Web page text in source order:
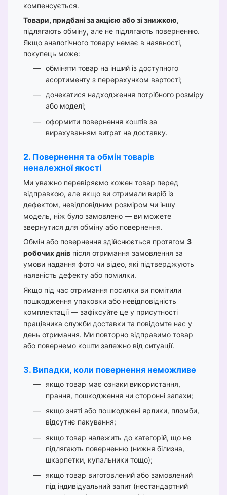
компенсується.
Товари, придбані за акцією або зі знижкою,
підлягають обміну, але не підлягають поверненню.
Якщо аналогічного товару немає в наявності,
покупець може:
обміняти товар на інший із доступного
асортименту з перерахунком вартості;
дочекатися надходження потрібного розміру
або моделі;
оформити повернення коштів за
вирахуванням витрат на доставку.
2. Повернення та обмін товарів
неналежної якості
Ми уважно перевіряємо кожен товар перед
відправкою, але якщо ви отримали виріб із
дефектом, невідповідним розміром чи іншу
модель, ніж було замовлено — ви можете
звернутися для обміну або повернення.
Обмін або повернення здійснюється протягом 3
робочих днів після отримання замовлення за
умови надання фото чи відео, які підтверджують
наявність дефекту або помилки.
Якщо під час отримання посилки ви помітили
пошкодження упаковки або невідповідність
комплектації — зафіксуйте це у присутності
працівника служби доставки та повідомте нас у
день отримання. Ми повторно відправимо товар
або повернемо кошти залежно від ситуації.
3. Випадки, коли повернення неможливе
якщо товар має ознаки використання,
прання, пошкодження чи сторонні запахи;
якщо зняті або пошкоджені ярлики, пломби,
відсутнє пакування;
якщо товар належить до категорій, що не
підлягають поверненню (нижня білизна,
шкарпетки, купальники тощо);
якщо товар виготовлений або замовлений
під індивідуальний запит (нестандартний